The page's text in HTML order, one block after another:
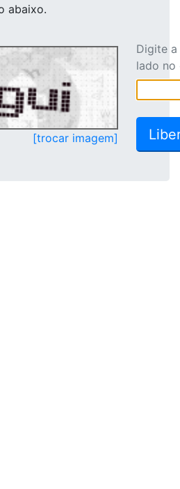
abaixo.
[trocar imagem]
Digite
lado no